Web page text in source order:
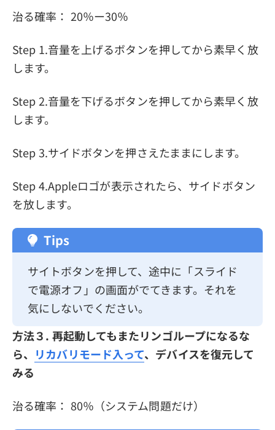
治る確率： 20％ー30％
Step 1.音量を上げるボタンを押してから素早く放
します。
Step 2.音量を下げるボタンを押してから素早く放
します。
Step 3.サイドボタンを押さえたままにします。
Step 4.Appleロゴが表示されたら、サイドボタン
を放します。
Tips
サイトボタンを押して、途中に「スライド
で電源オフ」の画面がでてきます。それを
気にしないでください。
方法３. 再起動してもまたリンゴループになるな
ら、 リカバリモード入って、デバイスを復元して
みる
治る確率： 80％（システム問題だけ）